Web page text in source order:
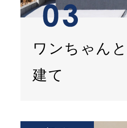
ワンちゃん
建て